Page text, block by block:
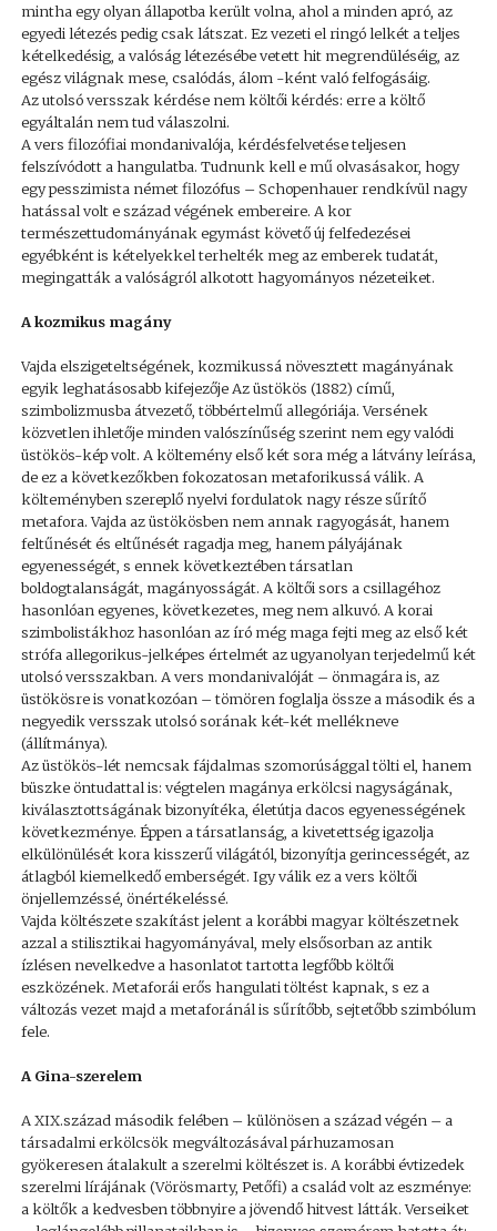
mintha egy olyan állapotba került volna, ahol a minden apró, az
egyedi létezés pedig csak látszat. Ez vezeti el ringó lelkét a teljes
kételkedésig, a valóság létezésébe vetett hit megrendüléséig, az
egész világnak mese, csalódás, álom -ként való felfogásáig.
Az utolsó versszak kérdése nem költői kérdés: erre a költő
egyáltalán nem tud válaszolni.
A vers filozófiai mondanivalója, kérdésfelvetése teljesen
felszívódott a hangulatba. Tudnunk kell e mű olvasásakor, hogy
egy pesszimista német filozófus – Schopenhauer rendkívül nagy
hatással volt e század végének embereire. A kor
természettudományának egymást követő új felfedezései
egyébként is kételyekkel terhelték meg az emberek tudatát,
megingatták a valóságról alkotott hagyományos nézeteiket.
A kozmikus magány
Vajda elszigeteltségének, kozmikussá növesztett magányának
egyik leghatásosabb kifejezője Az üstökös (1882) című,
szimbolizmusba átvezető, többértelmű allegóriája. Versének
közvetlen ihletője minden valószínűség szerint nem egy valódi
üstökös-kép volt. A költemény első két sora még a látvány leírása,
de ez a következőkben fokozatosan metaforikussá válik. A
költeményben szereplő nyelvi fordulatok nagy része sűrítő
metafora. Vajda az üstökösben nem annak ragyogását, hanem
feltűnését és eltűnését ragadja meg, hanem pályájának
egyenességét, s ennek következtében társatlan
boldogtalanságát, magányosságát. A költői sors a csillagéhoz
hasonlóan egyenes, következetes, meg nem alkuvó. A korai
szimbolistákhoz hasonlóan az író még maga fejti meg az első két
strófa allegorikus-jelképes értelmét az ugyanolyan terjedelmű két
utolsó versszakban. A vers mondanivalóját – önmagára is, az
üstökösre is vonatkozóan – tömören foglalja össze a második és a
negyedik versszak utolsó sorának két-két mellékneve
(állítmánya).
Az üstökös-lét nemcsak fájdalmas szomorúsággal tölti el, hanem
büszke öntudattal is: végtelen magánya erkölcsi nagyságának,
kiválasztottságának bizonyítéka, életútja dacos egyenességének
következménye. Éppen a társatlanság, a kivetettség igazolja
elkülönülését kora kisszerű világától, bizonyítja gerincességét, az
átlagból kiemelkedő emberségét. Igy válik ez a vers költői
önjellemzéssé, önértékeléssé.
Vajda költészete szakítást jelent a korábbi magyar költészetnek
azzal a stilisztikai hagyományával, mely elsősorban az antik
ízlésen nevelkedve a hasonlatot tartotta legfőbb költői
eszközének. Metaforái erős hangulati töltést kapnak, s ez a
változás vezet majd a metaforánál is sűrítőbb, sejtetőbb szimbólum
fele.
A Gina-szerelem
A XIX.század második felében – különösen a század végén – a
társadalmi erkölcsök megváltozásával párhuzamosan
gyökeresen átalakult a szerelmi költészet is. A korábbi évtizedek
szerelmi lírájának (Vörösmarty, Petőfi) a család volt az eszménye:
a költők a kedvesben többnyire a jövendő hitvest látták. Verseiket